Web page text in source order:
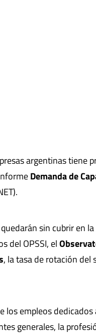
argentinas tiene
Demanda de
sin cubrir en
del OPSSI, el
, la tasa de rotación del
los empleos
generales, la